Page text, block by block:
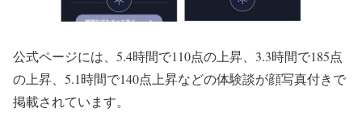
公式ページには、5.4時間で110点の上昇、3.3時間で185点
の上昇、5.1時間で140点上昇などの体験談が顔写真付きで
掲載されています。